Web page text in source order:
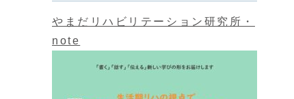
やまだリハビリテーション研究所・
note